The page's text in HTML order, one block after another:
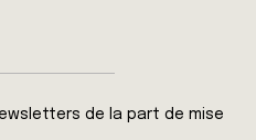
de la part de mise